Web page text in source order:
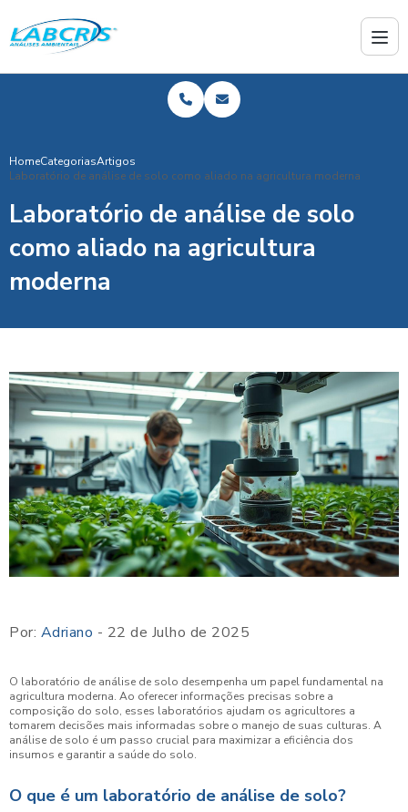
HomeCategoriasArtigos
Laboratório de análise de solo como aliado na agricultura moderna
Laboratório de análise de solo
como aliado na agricultura
moderna
Por: Adriano - 22 de Julho de 2025
O laboratório de análise de solo desempenha um papel fundamental na
agricultura moderna. Ao oferecer informações precisas sobre a
composição do solo, esses laboratórios ajudam os agricultores a
tomarem decisões mais informadas sobre o manejo de suas culturas. A
análise de solo é um passo crucial para maximizar a eficiência dos
insumos e garantir a saúde do solo.
O que é um laboratório de análise de solo?